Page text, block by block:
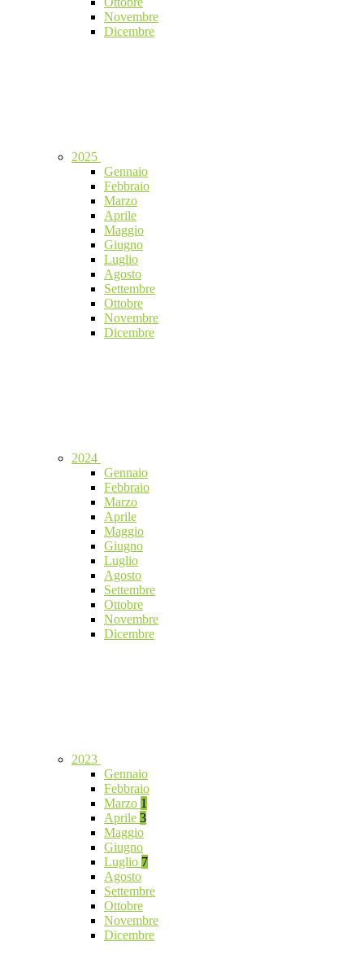
Novembre
Dicembre
2025
Gennaio
Febbraio
Marzo
Aprile
Maggio
Giugno
Luglio
Agosto
Settembre
Ottobre
Novembre
Dicembre
2024
Gennaio
Febbraio
Marzo
Aprile
Maggio
Giugno
Luglio
Agosto
Settembre
Ottobre
Novembre
Dicembre
2023
Gennaio
Febbraio
Marzo 1
Aprile 3
Maggio
Giugno
Luglio 7
Agosto
Settembre
Ottobre
Novembre
Dicembre